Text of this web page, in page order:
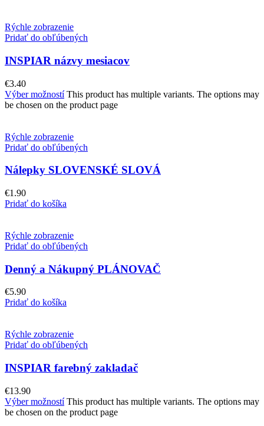
Rýchle zobrazenie
Pridať do obľúbených
INSPIAR názvy mesiacov
€3.40
Výber možností This product has multiple variants. The options may
be chosen on the product page
Rýchle zobrazenie
Pridať do obľúbených
Nálepky SLOVENSKÉ SLOVÁ
€1.90
Pridať do košíka
Rýchle zobrazenie
Pridať do obľúbených
Denný a Nákupný PLÁNOVAČ
€5.90
Pridať do košíka
Rýchle zobrazenie
Pridať do obľúbených
INSPIAR farebný zakladač
€13.90
Výber možností This product has multiple variants. The options may
be chosen on the product page